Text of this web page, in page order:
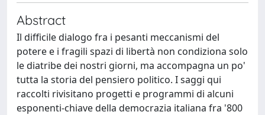
Abstract
Il difficile dialogo fra i pesanti meccanismi del
potere e i fragili spazi di libertà non condiziona solo
le diatribe dei nostri giorni, ma accompagna un po'
tutta la storia del pensiero politico. I saggi qui
raccolti rivisitano progetti e programmi di alcuni
esponenti-chiave della democrazia italiana fra '800